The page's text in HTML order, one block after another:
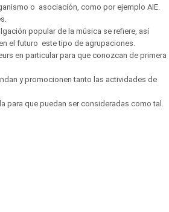
o asociación, como por ejemplo AIE.
popular de la música se refiere, así
el futuro este tipo de agrupaciones.
en particular para que conozcan de primera
y promocionen tanto las actividades de
para que puedan ser consideradas como tal.